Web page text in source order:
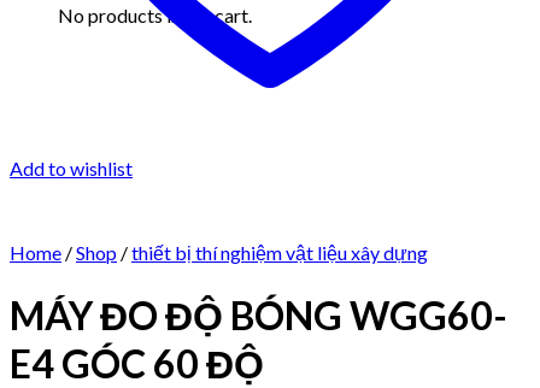
No products in the cart.
Add to wishlist
Home /Shop /thiết bị thí nghiệm vật liệu xây dựng
MÁY ĐO ĐỘ BÓNG WGG60-
E4 GÓC 60 ĐỘ